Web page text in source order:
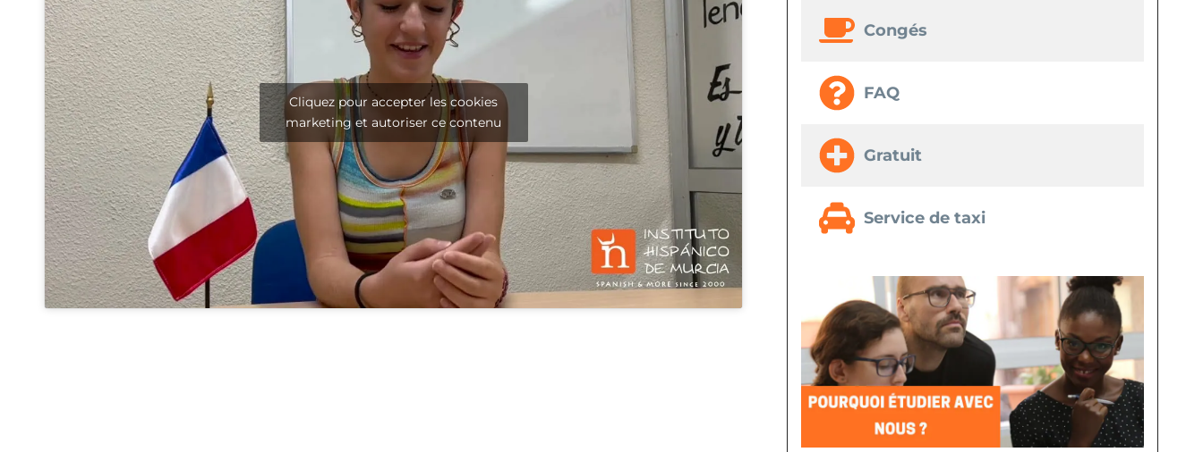
Cliquez pour accepter les cookies
marketing et autoriser ce contenu
Congés
FAQ
Gratuit
Service de taxi